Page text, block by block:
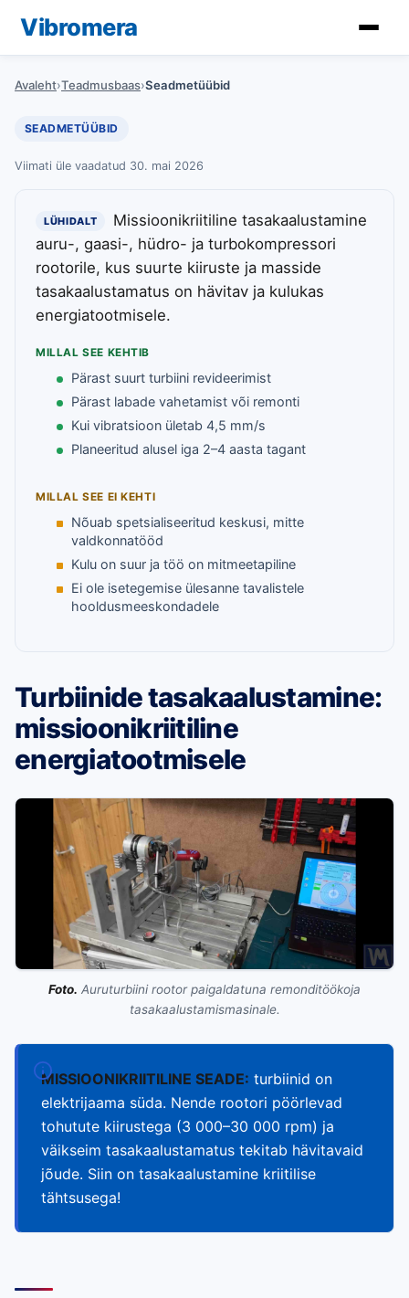
Vibromera
Avaleht›Teadmusbaas›Seadmetüübid
SEADMETÜÜBID
Viimati üle vaadatud 30. mai 2026
LÜHIDALT
Missioonikriitiline tasakaalustamine
auru-, gaasi-, hüdro- ja turbokompressori
rootorile, kus suurte kiiruste ja masside
tasakaalustamatus on hävitav ja kulukas
energiatootmisele.
MILLAL SEE KEHTIB
Pärast suurt turbiini revideerimist
Pärast labade vahetamist või remonti
Kui vibratsioon ületab 4,5 mm/s
Planeeritud alusel iga 2–4 aasta tagant
MILLAL SEE EI KEHTI
Nõuab spetsialiseeritud keskusi, mitte
valdkonnatööd
Kulu on suur ja töö on mitmeetapiline
Ei ole isetegemise ülesanne tavalistele
hooldusmeeskondadele
Turbiinide tasakaalustamine:
missioonikriitiline
energiatootmisele
Foto. Auruturbiini rootor paigaldatuna remonditöökoja
tasakaalustamismasinale.
MISSIOONIKRIITILINE SEADE: turbiinid on
elektrijaama süda. Nende rootori pöörlevad
tohutute kiirustega (3 000–30 000 rpm) ja
väikseim tasakaalustamatus tekitab hävitavaid
jõude. Siin on tasakaalustamine kriitilise
tähtsusega!